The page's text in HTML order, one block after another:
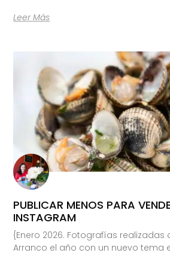
Leer Más
PUBLICAR MENOS PARA
INSTAGRAM
{Enero 2026. Fotografías realizadas
Arranco el año con un nuevo tema